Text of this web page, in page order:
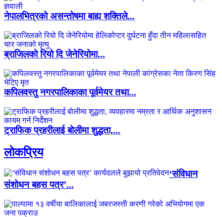
नेपालभित्रको असन्तोषमा बाह्य शक्तिले...
ब्राजिलको रियो दि जेनेरियोमा...
कपिलवस्तु नगरपालिकाका पूर्वमेयर तथा...
ट्राफिक प्रहरीलाई बोलीमा शुद्धता,...
लाेकप्रिय
‘संविधान
संशोधन बहस पत्र’...